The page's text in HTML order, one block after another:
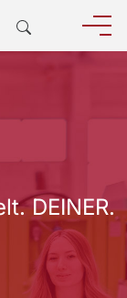
DEINER.